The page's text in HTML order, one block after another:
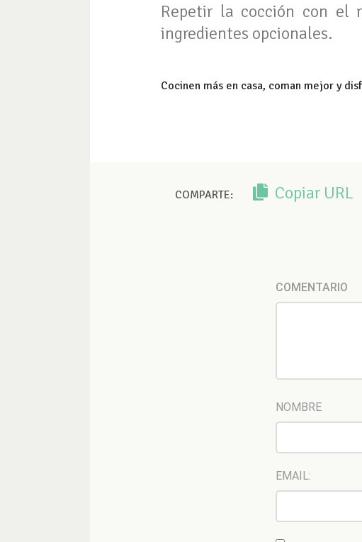
Repetir la cocción con el
ingredientes opcionales.
Cocinen más en casa, coman mejor y
COMPARTE: Copiar URL
COMENTARIO
NOMBRE
EMAIL: